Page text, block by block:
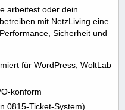
arbeitest oder dein
mit NetzLiving eine
Sicherheit und
für WordPress, WoltLab
konform
0815-Ticket-System)